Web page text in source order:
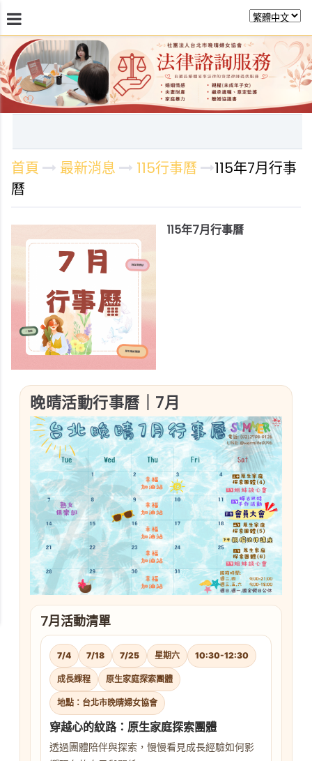
最新消息 關於晚晴 日常服務 課程活動
首頁 最新消息 115行事曆
115年7月行事
曆
115年7月行事曆
晚晴活動行事曆｜7月
7月活動清單
7/4 7/18 7/25 星期六 10:30-12:30
成長課程 原生家庭探索團體
地點：台北市晚晴婦女協會
穿越心的紋路：原生家庭探索團體
透過團體陪伴與探索，慢慢看見成長經驗如何影